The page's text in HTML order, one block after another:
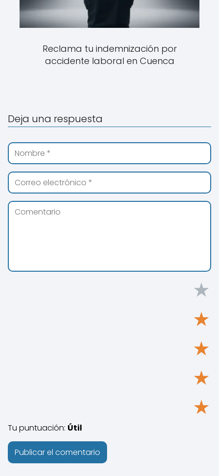
Reclama tu indemnización por
accidente laboral en Cuenca
Deja una respuesta
★
★
★
★
★
Tu puntuación: Útil